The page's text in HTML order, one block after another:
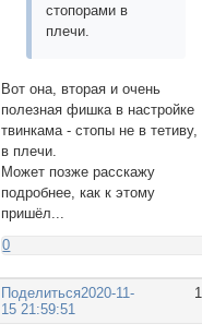
стопорами в
плечи.
Вот она, вторая и очень
полезная фишка в настройке
твинкама - стопы не в тетиву,
в плечи.
Может позже расскажу
подробнее, как к этому
пришёл...
0
Поделиться2020-11-
15 21:59:51